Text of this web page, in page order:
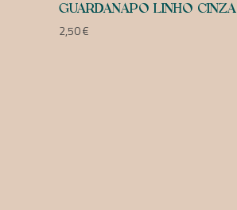
GUARDANAPO LINHO CINZA
2,50€